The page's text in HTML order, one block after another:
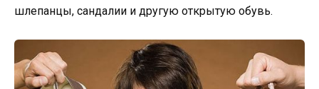
шлепанцы, сандалии и другую открытую обувь.